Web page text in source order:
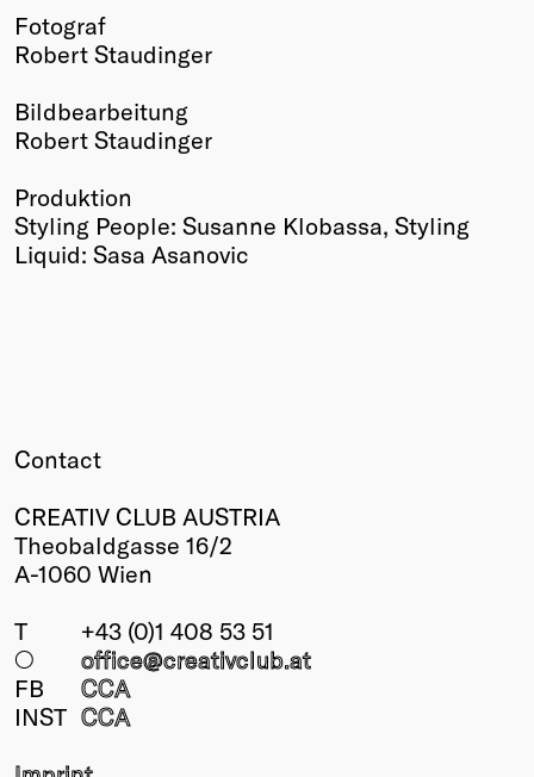
Fotograf
Robert Staudinger
Bildbearbeitung
Robert Staudinger
Produktion
Styling People: Susanne Klobassa, Styling
Liquid: Sasa Asanovic
Contact
CREATIV CLUB AUSTRIA
Theobaldgasse 16/2
A-1060 Wien
T
+43 (0)1 408 53 51
○
office@creativclub.at
FB
CCA
INST CCA